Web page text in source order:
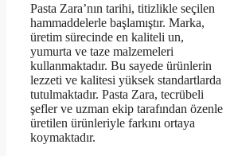
Pasta Zara’nın tarihi, titizlikle seçilen
hammaddelerle başlamıştır. Marka,
üretim sürecinde en kaliteli un,
yumurta ve taze malzemeleri
kullanmaktadır. Bu sayede ürünlerin
lezzeti ve kalitesi yüksek standartlarda
tutulmaktadır. Pasta Zara, tecrübeli
şefler ve uzman ekip tarafından özenle
üretilen ürünleriyle farkını ortaya
koymaktadır.